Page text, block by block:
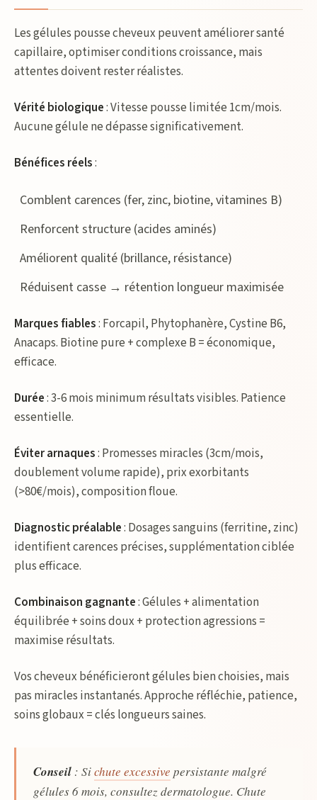
Les gélules pousse cheveux peuvent améliorer santé
capillaire, optimiser conditions croissance, mais
attentes doivent rester réalistes.
Vérité biologique: Vitesse pousse limitée 1cm/mois.
Aucune gélule ne dépasse significativement.
Bénéfices réels:
Comblent carences (fer, zinc, biotine, vitamines B)
Renforcent structure (acides aminés)
Améliorent qualité (brillance, résistance)
Réduisent casse → rétention longueur maximisée
Marques fiables: Forcapil, Phytophanère, Cystine B6,
Anacaps. Biotine pure + complexe B = économique,
efficace.
Durée: 3-6 mois minimum résultats visibles. Patience
essentielle.
Éviter arnaques: Promesses miracles (3cm/mois,
doublement volume rapide), prix exorbitants
(>80€/mois), composition floue.
Diagnostic préalable: Dosages sanguins (ferritine, zinc)
identifient carences précises, supplémentation ciblée
plus efficace.
Combinaison gagnante: Gélules + alimentation
équilibrée + soins doux + protection agressions =
maximise résultats.
Vos cheveux bénéficieront gélules bien choisies, mais
pas miracles instantanés. Approche réfléchie, patience,
soins globaux = clés longueurs saines.
Conseil : Sichute excessive persistante malgré
gélules 6 mois, consultez dermatologue. Chute